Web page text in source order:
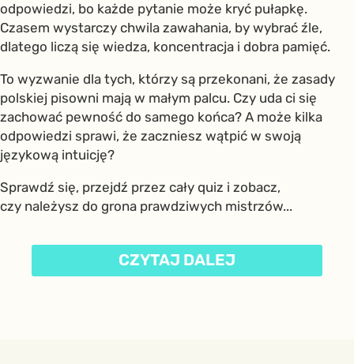
odpowiedzi, bo każde pytanie może kryć pułapkę.
Czasem wystarczy chwila zawahania, by wybrać źle,
dlatego liczą się wiedza, koncentracja i dobra pamięć.
To wyzwanie dla tych, którzy są przekonani, że zasady
polskiej pisowni mają w małym palcu. Czy uda ci się
zachować pewność do samego końca? A może kilka
odpowiedzi sprawi, że zaczniesz wątpić w swoją
językową intuicję?
Sprawdź się, przejdź przez cały quiz i zobacz,
czy należysz do grona prawdziwych mistrzów...
CZYTAJ DALEJ